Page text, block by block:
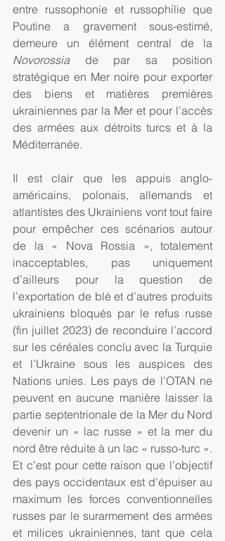
entre russophonie et russophilie que
Poutine a gravement sous-estimé,
Novorossia de par sa position
stratégique en Mer noire pour exporter
des biens et matières premières
ukrainiennes par la Mer et pour l’accès
des armées aux détroits turcs et à la
Méditerranée.
Il est clair que les appuis anglo-
américains, polonais, allemands et
atlantistes des Ukrainiens vont tout faire
pour empêcher ces scénarios autour
de la « Nova Rossia », totalement
inacceptables, pas uniquement
d’ailleurs pour la question de
l’exportation de blé et d’autres produits
ukrainiens bloqués par le refus russe
(fin juillet 2023) de reconduire l’accord
sur les céréales conclu avec la Turquie
et l’Ukraine sous les auspices des
Nations unies. Les pays de l’OTAN ne
peuvent en aucune manière laisser la
partie septentrionale de la Mer du Nord
devenir un « lac russe » et la mer du
nord être réduite à un lac « russo-turc ».
Et c’est pour cette raison que l’objectif
des pays occidentaux est d’épuiser au
maximum les forces conventionnelles
russes par le surarmement des armées
et milices ukrainiennes, tant que cela